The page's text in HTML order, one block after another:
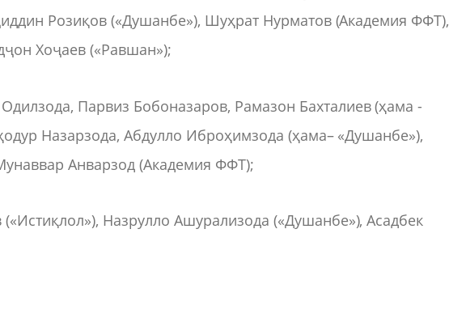
Розиқов («Душанбе»), Шуҳрат Нурматов (Академия ФФТ),
Хоҷаев («Равшан»);
Парвиз Бобоназаров, Рамазон Бахталиев (ҳама -
Назарзода, Абдулло Иброҳимзода (ҳама– «Душанбе»),
Анварзод (Академия ФФТ);
Назрулло Ашурализода («Душанбе»), Асадбек